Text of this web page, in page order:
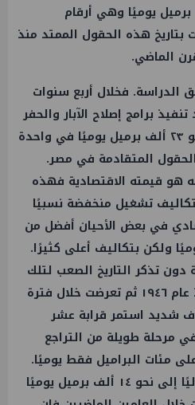
إجمالي إنتاجها يتجاوز ١٢٠٠ برميل يوميًا وهي أرقام
بتاريخ هذه الحقول الممتد منذ
الماضي.
فخلال أربع سنوات
٢٠١٩ و ٢٠٢٣ وبعد تنفيذ برامج إصلاح الآبار والحفر
والتنمية قفز الإنتاج إلى نحو ٢٣ ألف برميل يوميًا في واحدة
المتقادمة في مصر.
هو قيمته الاقتصادية فهذه
تشغيل منخفضة نسبيًا
في بعض الأحيان أفضل من
دون تذكر التاريخ الصعب لتلك
المناطق التي اكتُشفت منذ عام ١٩٤٦ ثم تعرضت خلال فترة
شديد استمر قرابة عشر
مرحلة طويلة من التراجع
مئات البراميل فقط يوميًا.
ورغم تراجع إنتاج مديتيرا حاليًا إلى نحو ١٤ ألف برميل يوميًا